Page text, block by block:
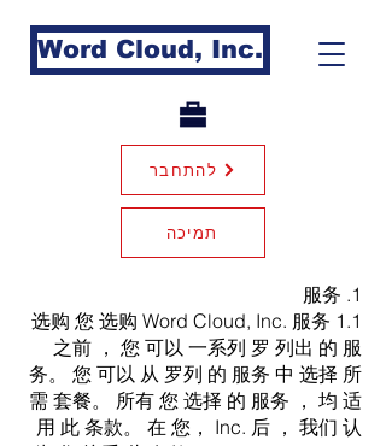
Word Cloud, Inc.
להתחבר
תמיכה
1. 服务
1.1 选购 您 选购 Word Cloud, Inc. 服务
之前 ， 您 可以 一系列 罗 列出 的 服
务。 您 可以 从 罗列 的 服务 中 选择 所
需 套餐。 所有 您 选择 的 服务 ， 均 适
用 此 条款。 在 您， Inc. 后 ， 我们 认